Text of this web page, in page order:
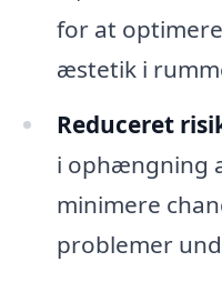
for at
æstetik i
Reduceret
i ophængning
minimere
problemer